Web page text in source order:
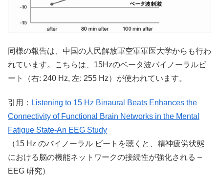
同様の報告は、中国の人民解放軍空軍軍医大学からも行わ
れています。こちらは、15Hzのベータ波バイノーラルビ
ート（右: 240 Hz, 左: 255 Hz）が使われています。
引用： Listening to 15 Hz Binaural Beats Enhances the
Connectivity of Functional Brain Networks in the Mental
Fatigue State-An EEG Study
（15 Hz のバイノーラル ビートを聴くと、精神疲労状態
における脳の機能ネットワークの接続性が強化される –
EEG 研究）